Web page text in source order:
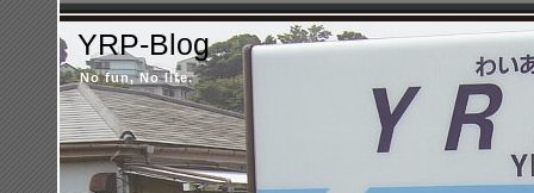
YRP-Blog
No fun, No life.